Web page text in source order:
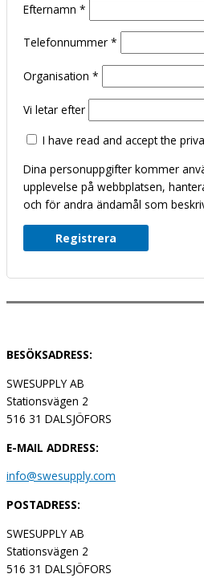
Efternamn *
Telefonnummer *
Organisation *
Vi letar efter
I have read and accept the
Dina personuppgifter kommer
upplevelse på webbplatsen,
och för andra ändamål som
Registrera
BESÖKSADRESS:
SWESUPPLY AB
Stationsvägen 2
516 31 DALSJÖFORS
E-MAIL ADDRESS:
info@swesupply.com
POSTADRESS:
SWESUPPLY AB
Stationsvägen 2
516 31 DALSJÖFORS